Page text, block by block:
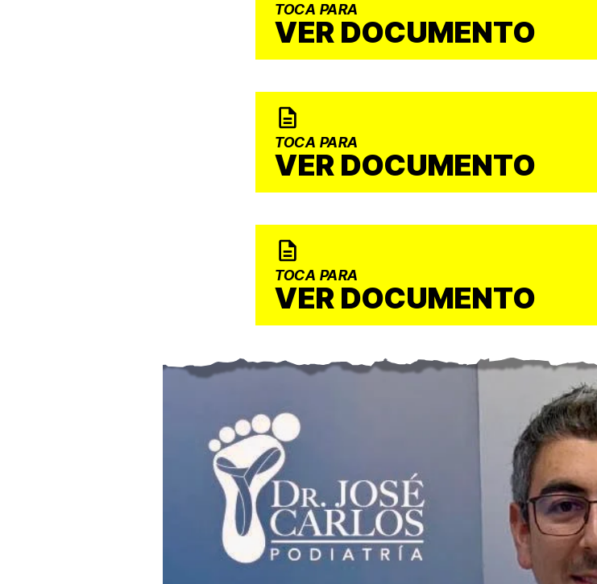
TOCA PARA
VER DOCUMENTO
TOCA PARA
VER DOCUMENTO
TOCA PARA
VER DOCUMENTO